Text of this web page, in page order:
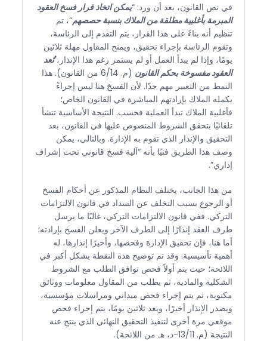
في نص القانون، بعد أن ورد: “يمكن اتخاذ قرار فسخ العقود
المبرمة بأغلبية مطلقة من الملاك بنسبة حصصهم“، تم
تنظيم أنه بناءً على هذا القرار، يتم التقدم إلى الرئاسة،
وتقوم الرئاسة بإجراء تحقيق، ويمنح المقاول مهلة ثلاثين
يومًا، وإذا لم يبدأ العمل أو لم يستمر رغم هذا الإنذار،تُعد
العقود مفسوخة بحكم القانون
(م. 6/14 من القانون). هذا
النمط من التعبير مهم جدًا. لأن الفسخ هنا ليس إجراءً
يكمله الملاك بإرادتهم المباشرة في القانون الخاص؛
فأغلبية الملاك تبدأ العملية فحسب. النتيجة الأساسية تنشأ
تلقائيًا بتحقق الشروط المنصوص عليها في القانون، بعد
التحقيق والإنذار الذي تقوم به الإدارة. وبالتالي، يمكن
وصف هذا الطريق فنيًا بأنه “آلية فسخ قانوني تحت إشراف
إداري”.
من هذا الجانب، يختلف النظام المذكور عن أحكام الفسخ
أو الرجوع بسبب التخلف عن السداد في قانون الالتزامات
التركي. ففي قانون الالتزامات التركي، غالبًا ما يرسل
طرف العقد إنذارًا إلى الطرف الآخر ويعلن الفسخ بإرادته؛
أما هنا، فإن تحقيق الإدارة وفحصها، وأخيرًا إنذارها، له
أهمية تأسيسية. وقد تم توضيح هذه النقطة بشكل أكبر في
اللائحة؛ حيث يتم أولاً فحص توافق الطلب مع الشروط
الشكلية والمادية، ثم يطلب من المقاول معلومات ووثائق
مكتوبة، ثم يتم إجراء فحص ميداني ومراسلات مؤسسية،
ويصدر الإنذار أخيرًا، وبعد ثلاثين يومًا، يتم إجراء فحص
موقعي مرة أخرى لتنفيذ التحقيق النهائي الذي ينتج عنه
النتيجة (م. 13/11-د، هـ من اللائحة).